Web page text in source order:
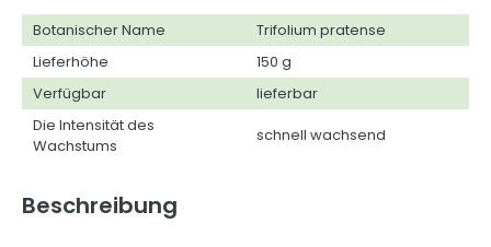
Botanischer Name
Trifolium pratense
Lieferhöhe
150 g
Verfügbar
lieferbar
Die Intensität des
Wachstums
schnell wachsend
Beschreibung